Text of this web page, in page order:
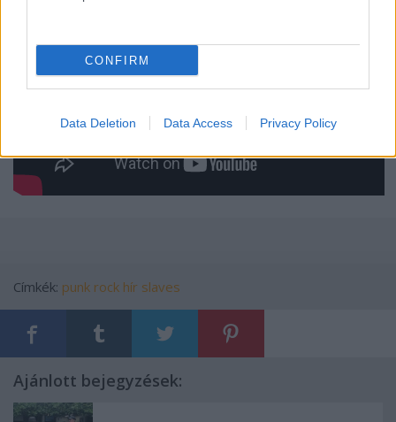
CONFIRM
Data Deletion Data Access Privacy Policy
Címkék: punk rock hír slaves
Ajánlott bejegyzések: